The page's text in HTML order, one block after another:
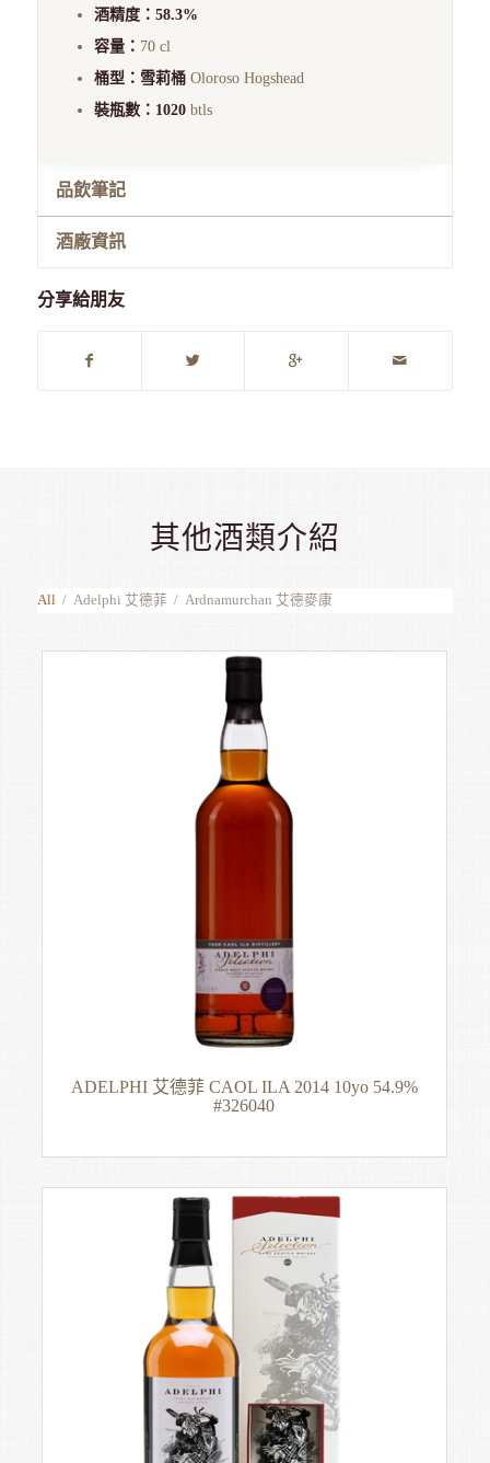
酒精度：58.3%
容量： 70 cl
桶型：雪莉桶 Oloroso Hogshead
裝瓶數：1020btls
品飲筆記
酒廠資訊
分享給朋友
其他酒類介紹
All / Adelphi 艾德菲 / Ardnamurchan 艾德麥康
ADELPHI 艾德菲 CAOL ILA 2014 10yo 54.9%
#326040